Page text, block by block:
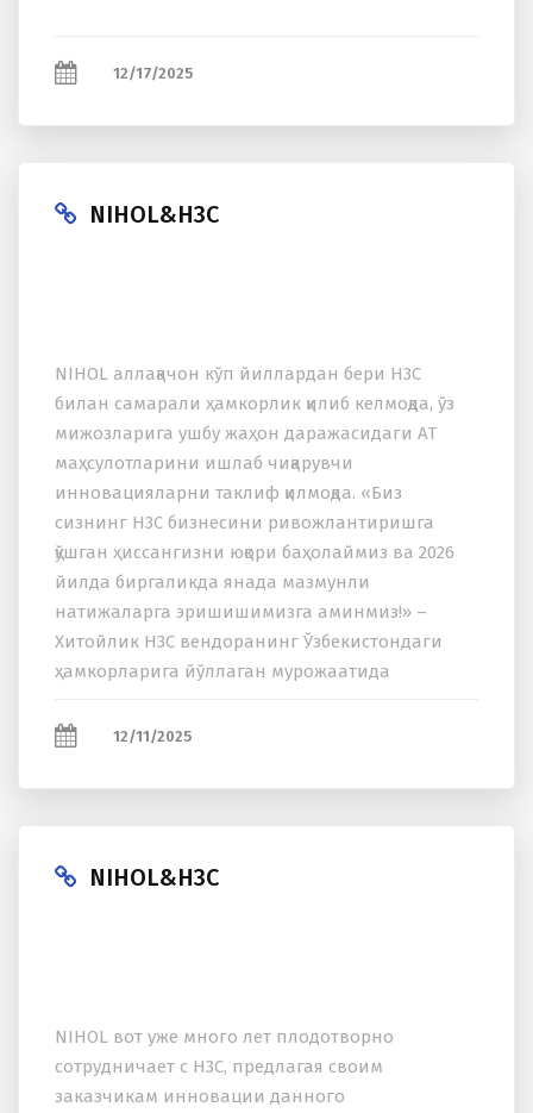
12/17/2025
NIHOL&H3C
NIHOL аллақачон кўп йиллардан бери H3C
билан самарали ҳамкорлик қилиб келмоқда, ўз
мижозларига ушбу жаҳон даражасидаги АТ
маҳсулотларини ишлаб чиқарувчи
инновацияларни таклиф қилмоқда. «Биз
сизнинг H3C бизнесини ривожлантиришга
қўшган ҳиссангизни юқори баҳолаймиз ва 2026
йилда биргаликда янада мазмунли
натижаларга эришишимизга аминмиз!» –
Хитойлик H3C вендоранинг Ўзбекистондаги
ҳамкорларига йўллаган мурожаатида
йиллар дан бери H3C билан самарали
12/11/2025
NIHOL&H3C
NIHOL вот уже много лет плодотворно
сотрудничает с H3C, предлагая своим
заказчикам инновации данного